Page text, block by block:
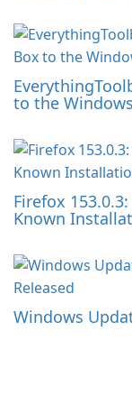
to the
Firefox
Known
Windows